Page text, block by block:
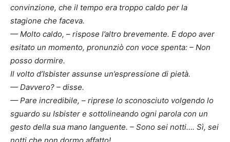
convinzione, che il tempo era troppo caldo per la
stagione che faceva.
— Molto caldo, – rispose l’altro brevemente. E dopo aver
esitato un momento, pronunziò con voce spenta: – Non
posso dormire.
Il volto d’Isbister assunse un’espressione di pietà.
— Davvero? – disse.
— Pare incredibile, – riprese lo sconosciuto volgendo lo
sguardo su Isbister e sottolineando ogni parola con un
gesto della sua mano languente. – Sono sei notti…. Sì, sei